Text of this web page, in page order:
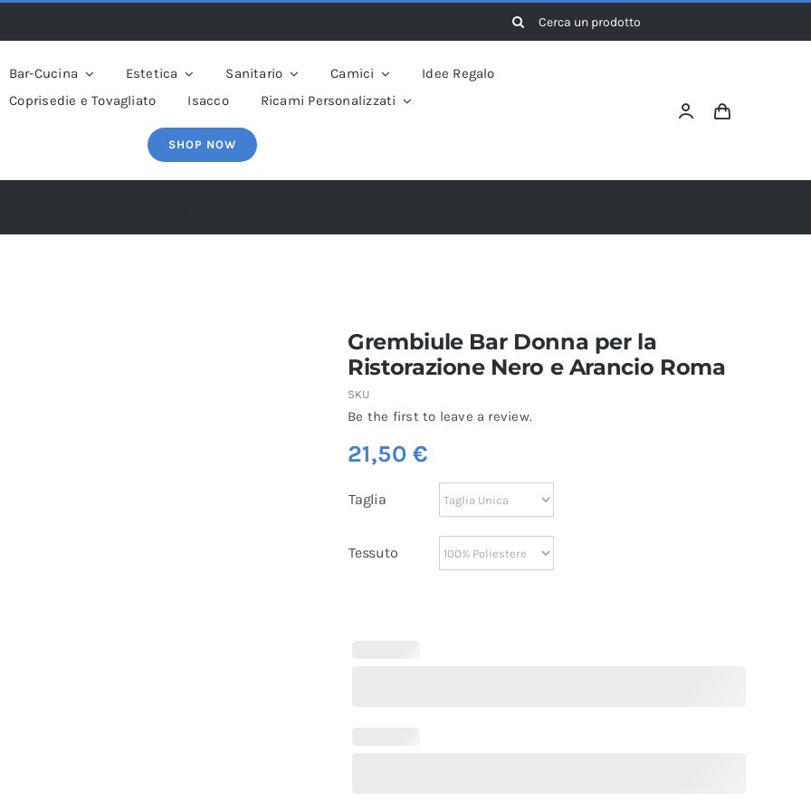
Cerca
per:
Bar-Cucina Estetica Sanitario Camici
Idee Regalo
Coprisedie e Tovagliato
Isacco Ricami Personalizzati
SHOP NOW
Grembiule Bar Donna per la
Ristorazione Nero e Arancio Roma
SKU
Be the first to leave a review.
21,50€
Taglia
Tessuto